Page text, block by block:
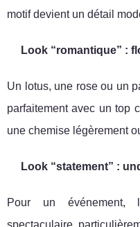
motif devient un détail
Look “romantique” :
Un lotus, une rose ou un
parfaitement avec un top
une chemise légèrement
Look “statement” :
Pour un événement,